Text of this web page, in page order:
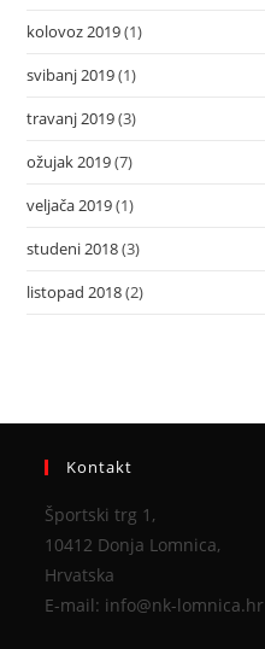
kolovoz 2019(1)
svibanj 2019(1)
travanj 2019(3)
ožujak 2019(7)
veljača 2019(1)
studeni 2018(3)
listopad 2018(2)
Kontakt
Športski trg 1,
10412 Donja Lomnica,
Hrvatska
E-mail: info@nk-lomnica.hr